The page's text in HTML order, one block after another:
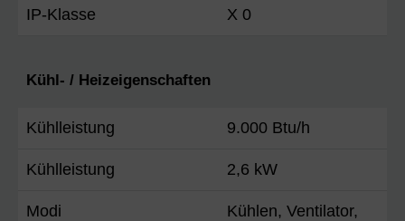
IP-Klasse X 0
Kühl- / Heizeigenschaften
Kühlleistung 9.000 Btu/h
Kühlleistung 2,6 kW
Modi
Kühlen, Ventilator,